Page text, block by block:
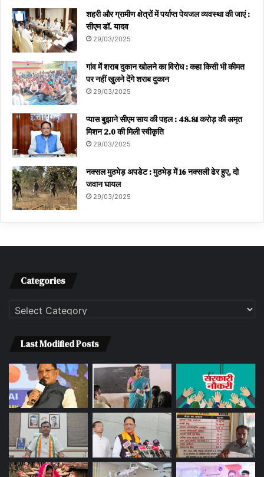
शहरी और ग्रामीण क्षेत्रों में पर्याप्त पेयजल व्यवस्था की जाएं :
सीएम डॉ. यादव
29/03/2025
गांव में शराब दुकान खोलने का विरोध : कहा किसी भी कीमत
पर नहीं खुलने देंगे शराब दुकान
29/03/2025
प्यास बुझाने सीएम साय की पहल : 48.81 करोड़ की अमृत
मिशन 2.0 की मिली स्वीकृति
29/03/2025
नक्सल मुठभेड़ अपडेट : मुठभेड़ में 16 नक्सली ढेर हुए, दो
जवान घायल
29/03/2025
Categories
Categories
Last Modified Posts